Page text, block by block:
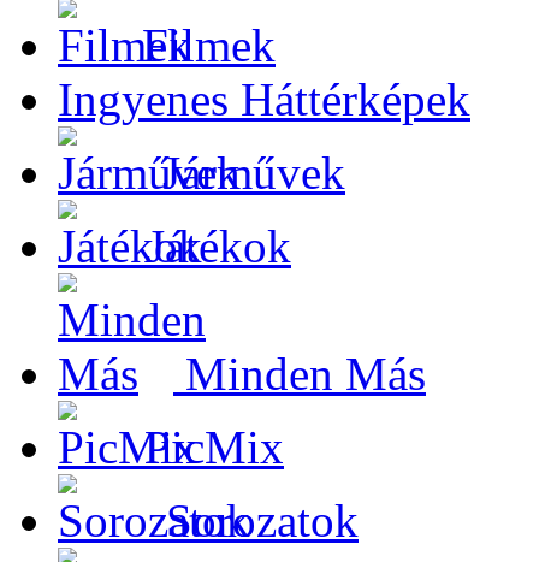
Filmek
Ingyenes Háttérképek
Járművek
Játékok
Minden Más
PicMix
Sorozatok